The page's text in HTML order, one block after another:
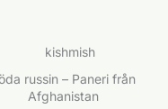
russin – Paneri från
Afghanistan